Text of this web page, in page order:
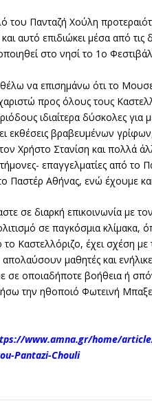
του Πανταζή Χούλη
και αυτό επιδιώκει μέσα από
στο νησί το 1ο
να επισημάνω ότι το
προς όλους τους
ιδιαίτερα δύσκολες
εκθέσεις βραβευμένων
Χρήστο Στανίση και πολλά
επαγγελματίες από το
Παστέρ Αθήνας, ενώ έχουμε
σε διαρκή επικοινωνία με
σε παγκόσμια κλίμακα,
Καστελλόριζο, έχει σχέση με
απολαύσουν μαθητές και
σε οποιαδήποτε βοήθεια ή
την ηθοποιό Φωτεινή
www.amna.gr/home/
Pantazi-Chouli